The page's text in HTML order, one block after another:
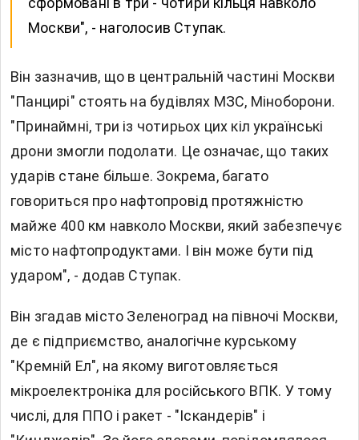
Москви", - наголосив Ступак.
Він зазначив, що в центральній частині Москви
"Панцирі" стоять на будівлях МЗС, Міноборони.
"Принаймні, три із чотирьох цих кіл українські
дрони змогли подолати. Це означає, що таких
ударів стане більше. Зокрема, багато
говориться про нафтопровід протяжністю
майже 400 км навколо Москви, який забезпечує
місто нафтопродуктами. І він може бути під
ударом", - додав Ступак.
Він згадав місто Зеленоград на півночі Москви,
де є підприємство, аналогічне курському
"Кремній Ел", на якому виготовляється
мікроелектроніка для російського ВПК. У тому
числі, для ППО і ракет - "Іскандерів" і